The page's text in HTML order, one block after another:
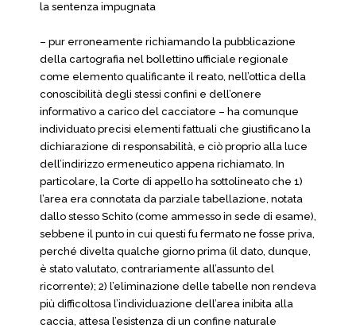
la sentenza impugnata
– pur erroneamente richiamando la pubblicazione
della cartografia nel bollettino ufficiale regionale
come elemento qualificante il reato, nell’ottica della
conoscibilità degli stessi confini e dell’onere
informativo a carico del cacciatore – ha comunque
individuato precisi elementi fattuali che giustificano la
dichiarazione di responsabilità, e ciò proprio alla luce
dell’indirizzo ermeneutico appena richiamato. In
particolare, la Corte di appello ha sottolineato che 1)
l’area era connotata da parziale tabellazione, notata
dallo stesso Schito (come ammesso in sede di esame),
sebbene il punto in cui questi fu fermato ne fosse priva,
perché divelta qualche giorno prima (il dato, dunque,
è stato valutato, contrariamente all’assunto del
ricorrente); 2) l’eliminazione delle tabelle non rendeva
più difficoltosa l’individuazione dell’area inibita alla
caccia, attesa l’esistenza di un confine naturale